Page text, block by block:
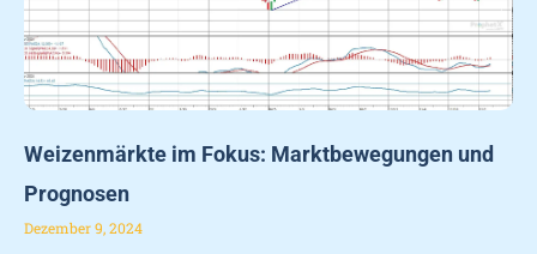
Weizenmärkte im Fokus: Marktbewegungen und
Prognosen
Dezember 9, 2024